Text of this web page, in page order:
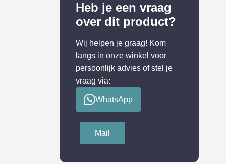
Heb je een vraag
over dit product?
Wij helpen je graag! Kom
langs in onze winkel voor
persoonlijk advies of stel je
vraag via:
WhatsApp
Mail